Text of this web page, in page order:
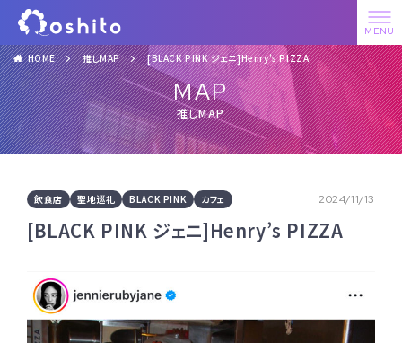
HOME 推しMAP [BLACK PINK ジェニ]Henry’s PIZZA
MAP
推しMAP
飲食店 聖地巡礼 BLACK PINK カフェ 2024/11/13
[BLACK PINK ジェニ]Henry’s PIZZA